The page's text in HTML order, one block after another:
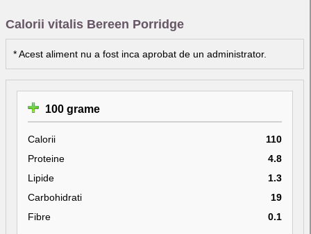
Calorii vitalis Bereen Porridge
* Acest aliment nu a fost inca aprobat de un administrator.
100 grame
Calorii
110
Proteine
4.8
Lipide
1.3
Carbohidrati
19
Fibre
0.1